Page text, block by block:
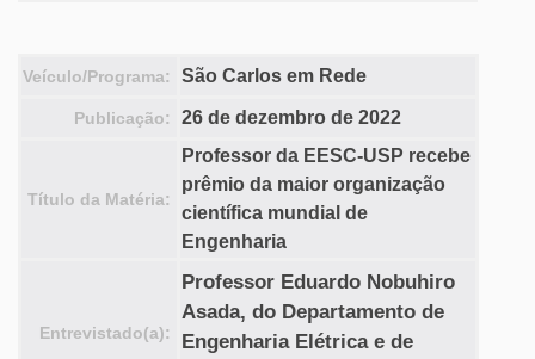
Veículo/Programa: São Carlos em Rede
Publicação: 26 de dezembro de 2022
Título da Matéria:
Professor da EESC-USP recebe
prêmio da maior organização
científica mundial de
Engenharia
Entrevistado(a):
Professor Eduardo Nobuhiro
Asada, do Departamento de
Engenharia Elétrica e de